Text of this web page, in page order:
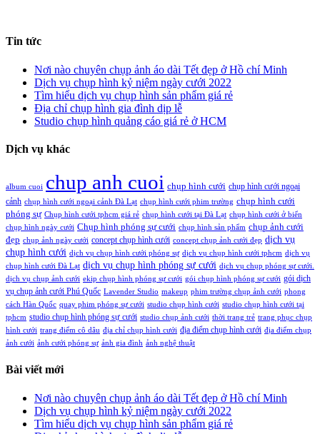
Tin tức
Nơi nào chuyên chụp ảnh áo dài Tết đẹp ở Hồ chí Minh
Dịch vụ chụp hình kỷ niệm ngày cưới 2022
Tìm hiểu dịch vụ chụp hình sản phẩm giá rẻ
Địa chỉ chụp hình gia đình dịp lễ
Studio chụp hình quảng cáo giá rẻ ở HCM
Dịch vụ khác
album cuoi chup anh cuoi chụp hình cưới chụp hình cưới ngoại
cảnh chụp hình cưới ngoại cảnh Đà Lạt chụp hình cưới phim trường chụp hình cưới
phóng sự Chụp hình cưới tphcm giá rẻ chụp hình cưới tại Đà Lạt chụp hình cưới ở biển
chụp hình ngày cưới Chụp hình phóng sự cưới chụp hình sản phẩm chụp ảnh cưới
đẹp chụp ảnh ngày cưới concept chụp hình cưới concept chụp ảnh cưới đẹp dịch vụ
chụp hình cưới dịch vụ chụp hình cưới phóng sự dịch vụ chụp hình cưới tphcm dịch vụ
chụp hình cưới Đà Lạt dịch vụ chụp hình phóng sự cưới dịch vụ chụp phóng sự cưới.
dịch vụ chụp ảnh cưới ekip chụp hình phóng sự cưới gói chụp hình phóng sự cưới gói dịch
vụ chụp ảnh cưới Phú Quốc Lavender Studio makeup phim trường chụp ảnh cưới phong
cách Hàn Quốc quay phim phóng sự cưới studio chụp hình cưới studio chụp hình cưới tại
tphcm studio chụp hình phóng sự cưới studio chụp ảnh cưới thời trang trẻ trang phục chụp
hình cưới trang điểm cô dâu địa chỉ chụp hình cưới địa điểm chụp hình cưới địa điểm chụp
ảnh cưới ảnh cưới phóng sự ảnh gia đình ảnh nghệ thuật
Bài viết mới
Nơi nào chuyên chụp ảnh áo dài Tết đẹp ở Hồ chí Minh
Dịch vụ chụp hình kỷ niệm ngày cưới 2022
Tìm hiểu dịch vụ chụp hình sản phẩm giá rẻ